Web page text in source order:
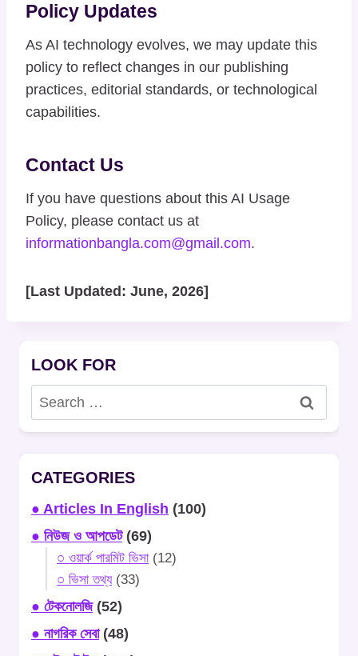
Policy Updates
As AI technology evolves, we may update this
policy to reflect changes in our publishing
practices, editorial standards, or technological
capabilities.
Contact Us
If you have questions about this AI Usage
Policy, please contact us at
informationbangla.com@gmail.com.
[Last Updated: June, 2026]
LOOK FOR
Search
for:
CATEGORIES
● Articles In English (100)
● নিউজ ও আপডেট(69)
○ ওয়ার্ক পারমিট ভিসা(12)
○ ভিসা তথ্য(33)
● টেকনোলজি(52)
● নাগরিক সেবা(48)